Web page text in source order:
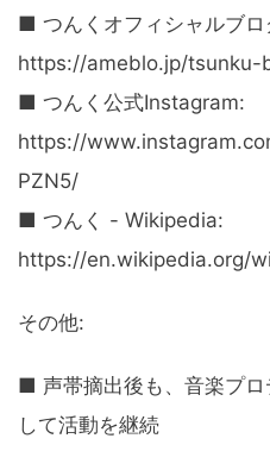
■ つんくオフィシャルブ
https://ameblo.jp/tsunku-
■ つんく公式Instagram:
https://
PZN5/
■ つんく - Wikipedia:
https://en.wikipedia.org/
その他:
■ 声帯摘出後も、音楽プロ
して活動を継続